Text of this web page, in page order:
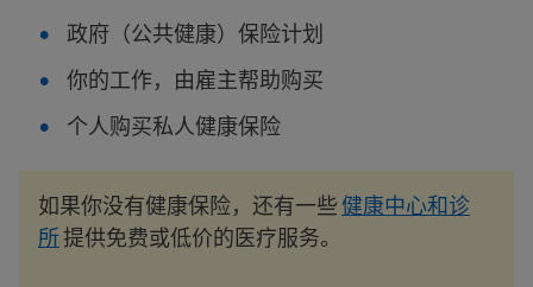
政府（公共健康）保险计划
你的工作，由雇主帮助购买
个人购买私人健康保险
如果你没有健康保险，还有一些健康中心和诊
所提供免费或低价的医疗服务。